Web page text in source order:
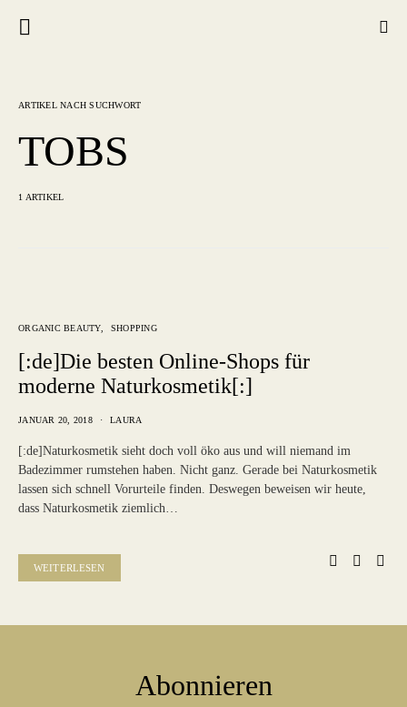
ARTIKEL NACH SUCHWORT
TOBS
1 ARTIKEL
ORGANIC BEAUTY SHOPPING
[:de]Die besten Online-Shops für
moderne Naturkosmetik[:]
JANUAR 20, 2018 LAURA
[:de]Naturkosmetik sieht doch voll öko aus und will niemand im
Badezimmer rumstehen haben. Nicht ganz. Gerade bei Naturkosmetik
lassen sich schnell Vorurteile finden. Deswegen beweisen wir heute,
dass Naturkosmetik ziemlich…
WEITERLESEN
Abonnieren